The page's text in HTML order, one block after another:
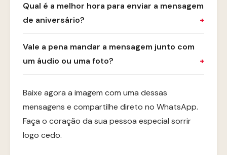
Qual é a melhor hora para enviar a mensagem
de aniversário?
Vale a pena mandar a mensagem junto com
um áudio ou uma foto?
Baixe agora a imagem com uma dessas
mensagens e compartilhe direto no WhatsApp.
Faça o coração da sua pessoa especial sorrir
logo cedo.